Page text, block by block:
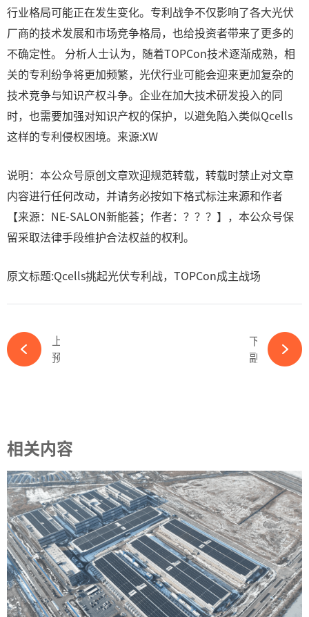
行业格局可能正在发生变化。专利战争不仅影响了各大光伏
厂商的技术发展和市场竞争格局，也给投资者带来了更多的
不确定性。 分析人士认为，随着TOPCon技术逐渐成熟，相
关的专利纷争将更加频繁，光伏行业可能会迎来更加复杂的
技术竞争与知识产权斗争。企业在加大技术研发投入的同
时，也需要加强对知识产权的保护，以避免陷入类似Qcells
这样的专利侵权困境。来源:XW
说明：本公众号原创文章欢迎规范转载，转载时禁止对文章
内容进行任何改动，并请务必按如下格式标注来源和作者
【来源：NE-SALON新能荟；作者：？？？】，本公众号保
留采取法律手段维护合法权益的权利。
原文标题:Qcells挑起光伏专利战，TOPCon成主战场
下一篇
副董事长兼总经理离任！又一千亿光伏国企人事变动-必赢体育官网网站
相关内容